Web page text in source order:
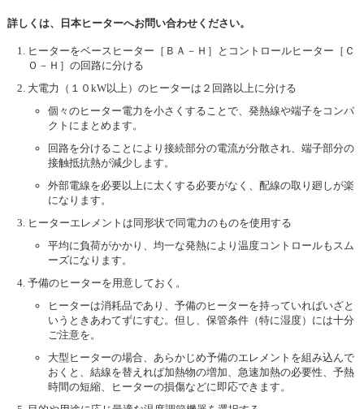
詳しくは、日本ヒーターへお問い合わせください。
ヒーターをベースヒーター［ＢＡ－Ｈ］とコントロールヒーター［Ｃ
Ｏ－Ｈ］の回路に分ける
大電力（１０kW以上）のヒーターは２回路以上に分ける
個々のヒーター電力を小さくすることで、発熱線や端子をコンパ
クトにまとめます。
回路を分けることにより接続部分の電流が分散され、端子部分の
接触抵抗熱が減少します。
外部電線を必要以上に太くする必要がなく、配線の取り廻しが楽
になります。
ヒーターエレメントは同形状で同電力のものを使用する
平均に負荷がかかり、均一な発熱により温度コントロールもスム
ーズになります。
予備のヒーターを用意しておく。
ヒーターは消耗品であり、予備のヒーターを持っていればいざと
いうときあわてずにすむ。但し、保管条件（特に湿度）には十分
ご注意を。
大型ヒーターの場合、あらかじめ予備のエレメントを組み込んで
おくと、結線を替えれば加熱物の増加、急速加熱の必要性、予熱
時間の短縮、ヒーターの損傷などに即応できます。